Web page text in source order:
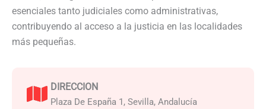
esenciales tanto judiciales como administrativas,
contribuyendo al acceso a la justicia en las localidades
más pequeñas.
DIRECCION
Plaza De España 1, Sevilla, Andalucía